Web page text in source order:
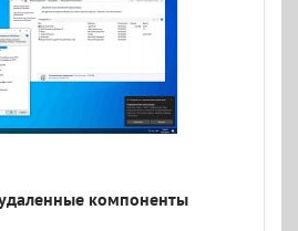
компоненты